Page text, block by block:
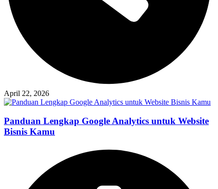
April 22, 2026
Panduan Lengkap Google Analytics untuk Website
Bisnis Kamu